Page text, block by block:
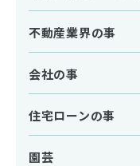
不動産業界の事
会社の事
住宅ローンの事
園芸